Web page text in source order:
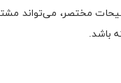
مختصر، می‌تواند
باشد.